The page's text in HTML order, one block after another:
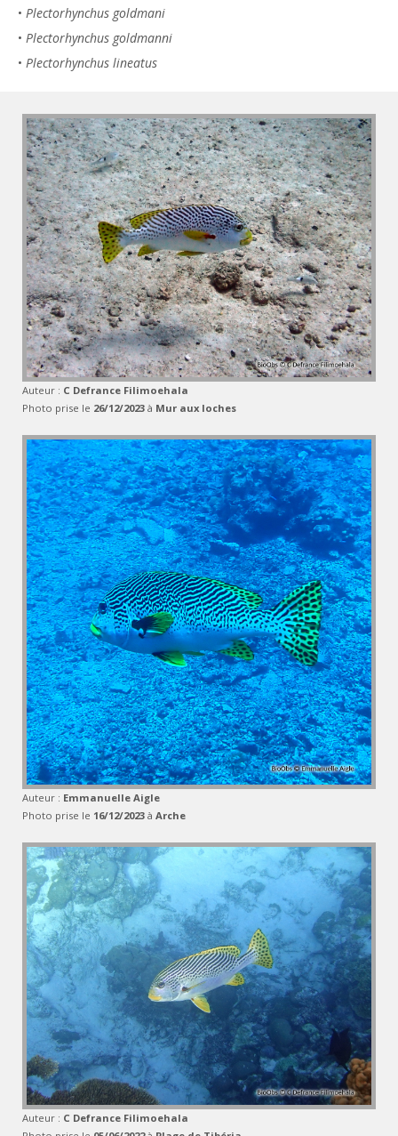
• Plectorhynchus goldmani
• Plectorhynchus goldmanni
• Plectorhynchus lineatus
Auteur : C Defrance Filimoehala
Photo prise le 26/12/2023 à Mur aux loches
Auteur : Emmanuelle Aigle
Photo prise le 16/12/2023 à Arche
Auteur : C Defrance Filimoehala